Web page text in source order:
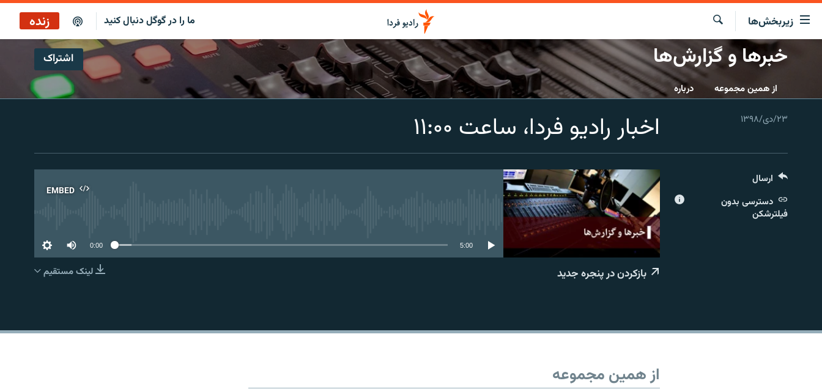
لینک‌های
قابلیت
دسترسی
زیربخش‌ها
صفحه اصلی
جهان
فرکانس‌ها
گزارش‌های تصویری
گزارش‌های ویدئویی
جستجو
ما را در گوگل دنبال کنید زنده
خبرها و گزارش‌ها اشتراک
از همین مجموعه درباره
اخبار رادیو فردا، ساعت ۱۱:۰۰ ۲۳/دی/۱۳۹۸
EMBED
EMBED
0:00 5:00
لینک مستقیم بازکردن در پنجره جدید
ارسال
دسترسی بدون
فیلترشکن
از همین مجموعه